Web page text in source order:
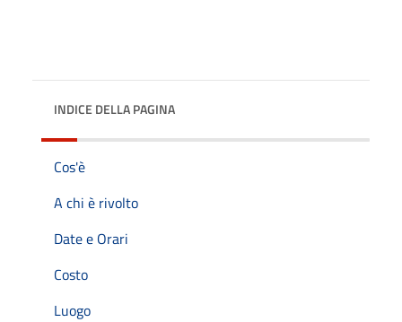
INDICE DELLA PAGINA
Cos'è
A chi è rivolto
Date e Orari
Costo
Luogo